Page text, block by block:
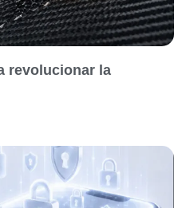
revolucionar la